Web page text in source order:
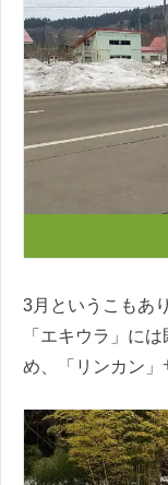
3月というこもあ
「エキウラ」に
め、「リンカン」